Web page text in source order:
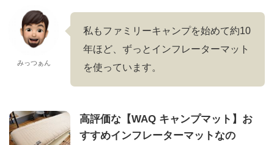
みっつぁん
私もファミリーキャンプを始めて約10
年ほど、ずっとインフレーターマット
を使っています。
高評価な【WAQ キャンプマット】お
すすめインフレーターマットなの